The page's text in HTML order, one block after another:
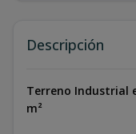
Descripción
Terreno Industrial
m²